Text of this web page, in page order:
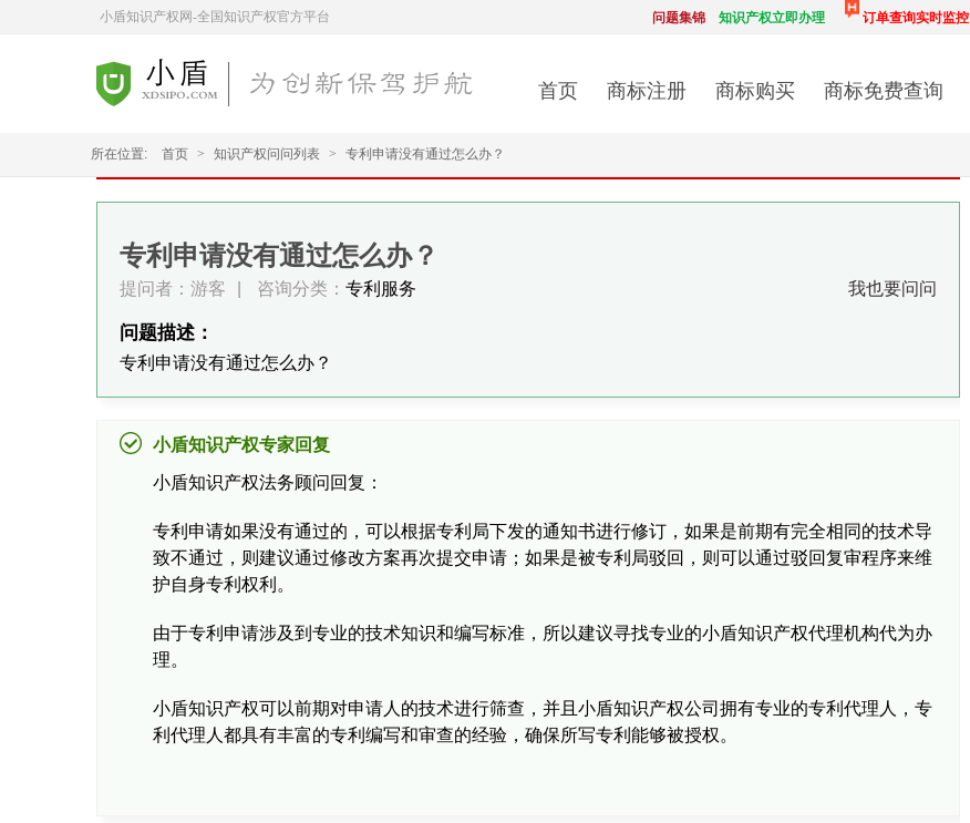
小盾知识产权网-全国知识产权官方平台 问题集锦 知识产权立即办理 订单查询实时监控
商标免费查询
商标购买
商标注册
首页
所在位置: 首页 > 知识产权问问列表 > 专利申请没有通过怎么办？
专利申请没有通过怎么办？
我也要问问
提问者：游客 咨询分类： 专利服务
问题描述：
专利申请没有通过怎么办？
小盾知识产权专家回复
小盾知识产权法务顾问回复：
专利申请如果没有通过的，可以根据专利局下发的通知书进行修订，如果是前期有完全相同的技术导
致不通过，则建议通过修改方案再次提交申请；如果是被专利局驳回，则可以通过驳回复审程序来维
护自身专利权利。
由于专利申请涉及到专业的技术知识和编写标准，所以建议寻找专业的小盾知识产权代理机构代为办
理。
小盾知识产权可以前期对申请人的技术进行筛查，并且小盾知识产权公司拥有专业的专利代理人，专
利代理人都具有丰富的专利编写和审查的经验，确保所写专利能够被授权。